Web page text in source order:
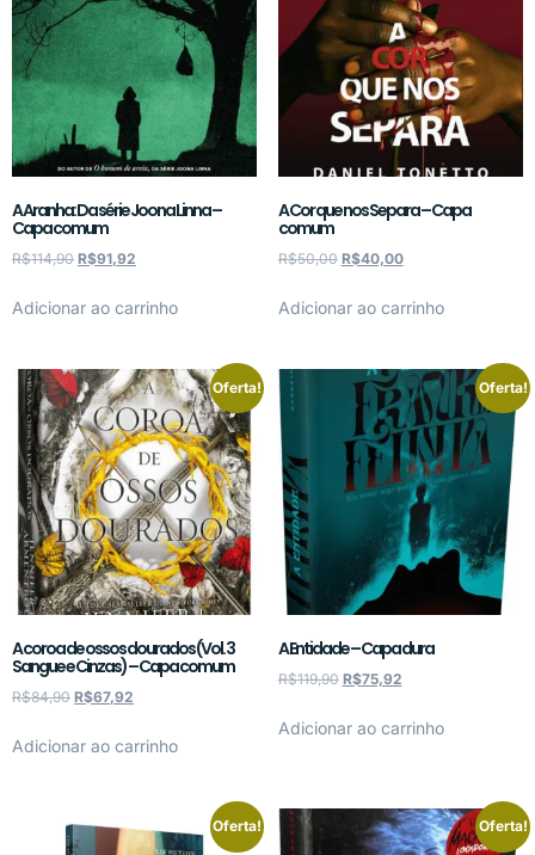
A Aranha: Da série Joona Linna –
Capa comum
R$114,90 R$91,92
Adicionar ao carrinho
A Cor que nos Separa – Capa
comum
R$50,00 R$40,00
Adicionar ao carrinho
Oferta!
A coroa de ossos dourados (Vol. 3
Sangue e Cinzas) – Capa comum
R$84,90 R$67,92
Adicionar ao carrinho
Oferta!
A Entidade – Capa dura
R$119,90 R$75,92
Adicionar ao carrinho
Oferta! Oferta!